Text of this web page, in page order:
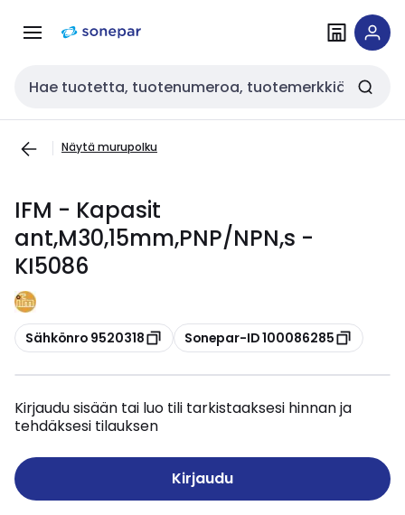
navigointiinsisältöön
Haku
Näytä murupolku
IFM - Kapasit
ant,M30,15mm,PNP/NPN,s -
KI5086
Kopioi
Sähkönro 9520318 Kopioi
Sonepar-ID 100086285
Kirjaudu sisään tai luo tili tarkistaaksesi hinnan ja
tehdäksesi tilauksen
Kirjaudu